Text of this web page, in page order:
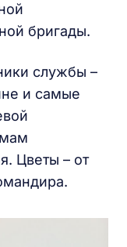
бригады.
службы –
и самые
Цветы – от